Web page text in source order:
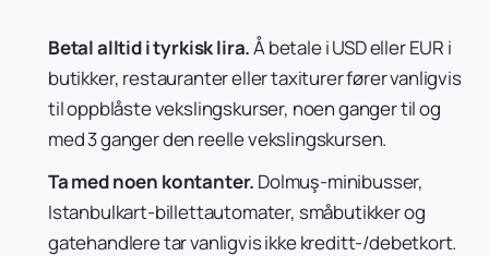
Betal alltid i tyrkisk lira.Å betale i USD eller EUR i
butikker, restauranter eller taxiturer fører vanligvis
til oppblåste vekslingskurser, noen ganger til og
med 3 ganger den reelle vekslingskursen.
Ta med noen kontanter. Dolmuş-minibusser,
Istanbulkart-billettautomater, småbutikker og
gatehandlere tar vanligvis ikke kreditt-/debetkort.